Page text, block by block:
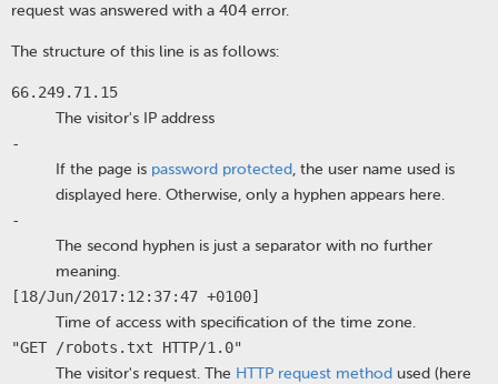
request was answered with a 404 error.
The structure of this line is as follows:
66.249.71.15
The visitor's IP address
-
If the page is password protected, the user name used is
displayed here. Otherwise, only a hyphen appears here.
-
The second hyphen is just a separator with no further
meaning.
[18/Jun/2017:12:37:47 +0100]
Time of access with specification of the time zone.
"GET /robots.txt HTTP/1.0"
The visitor's request. The HTTP request method used (here